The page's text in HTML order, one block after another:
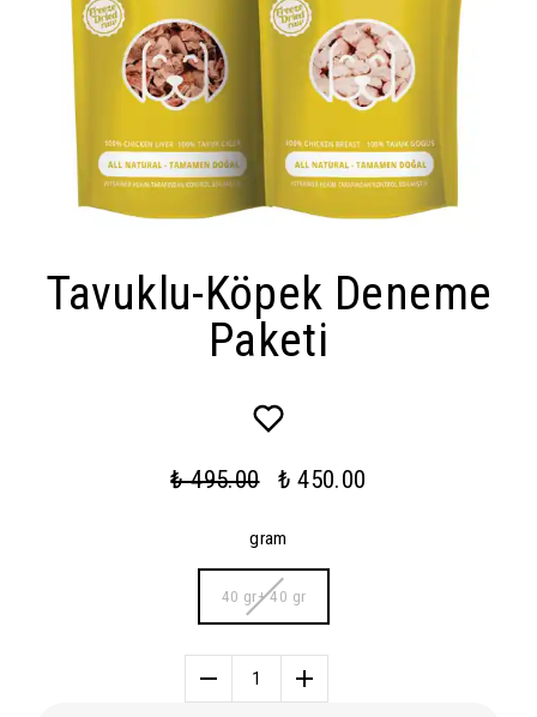
Tavuklu-Köpek Deneme
Paketi
₺ 495.00 ₺ 450.00
gram
40 gr+ 40 gr
1